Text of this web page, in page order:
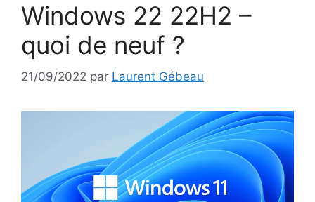
Windows 22 22H2 –
quoi de neuf ?
21/09/2022 par Laurent Gébeau